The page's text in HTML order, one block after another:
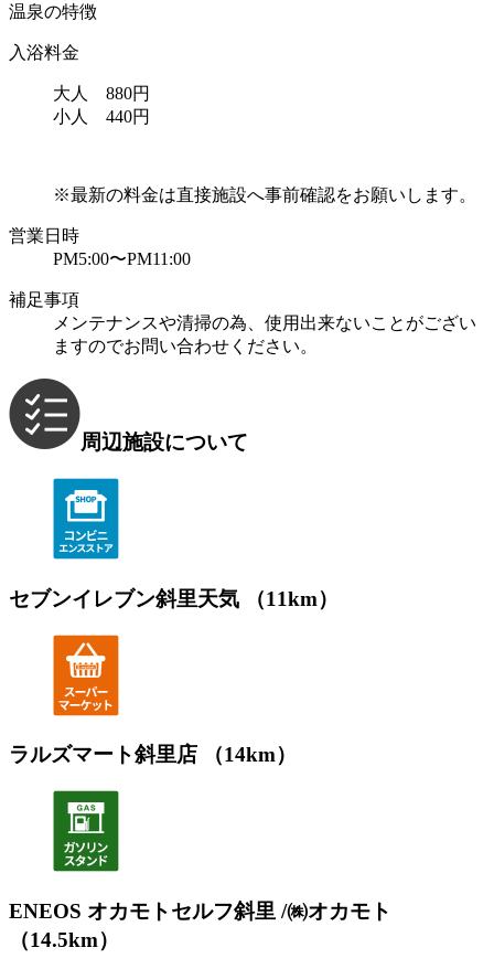
温泉の特徴
入浴料金
大人 880円
小人 440円
※最新の料金は直接施設へ事前確認をお願いします。
営業日時
PM5:00〜PM11:00
補足事項
メンテナンスや清掃の為、使用出来ないことがござい
ますのでお問い合わせください。
周辺施設について
セブンイレブン斜里天気 （11km）
ラルズマート斜里店 （14km）
ENEOS オカモトセルフ斜里 /㈱オカモト
（14.5km）